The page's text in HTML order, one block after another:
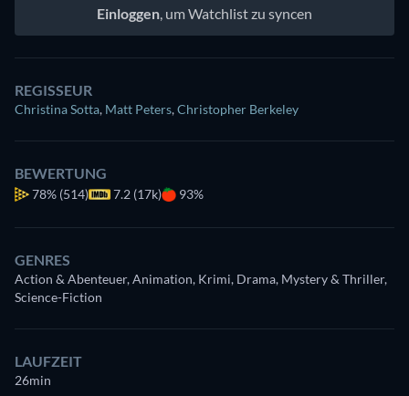
Einloggen, um Watchlist zu syncen
REGISSEUR
Christina Sotta, Matt Peters,Christopher Berkeley
BEWERTUNG
78% (514) 7.2 (17k) 93%
GENRES
Action & Abenteuer, Animation, Krimi, Drama, Mystery & Thriller,
Science-Fiction
LAUFZEIT
26min